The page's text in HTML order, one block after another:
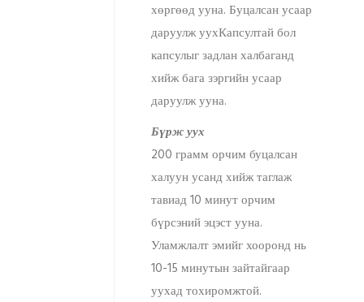
хөргөөд ууна. Буцалсан усаар
даруулж уухКапсултай бол
капсулыг задлан халбаганд
хийж бага зэргийн усаар
даруулж ууна.
Бүрж уух
200 грамм орчим буцалсан
халуун усанд хийж таглаж
тавиад 10 минут орчим
бүрсэний эцэст ууна.
Уламжлалт эмийг хооронд нь
10-15 минутын зайтайгаар
уухад тохиромжтой.